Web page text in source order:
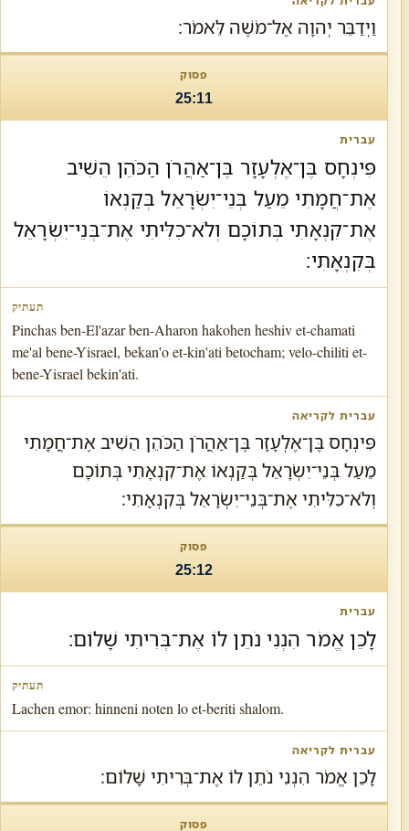
וַיְדַבֵּר יְהוָה אֶל־מֹשֶׁה לֵּאמֹר׃
25:11
פִּינְחָס בֶּן־אֶלְעָזָר בֶּן־אַהֲרֹן הַכֹּהֵן הֵשִׁיב
אֶת־חֲמָתִי מֵעַל בְּנֵי־יִשְׂרָאֵל בְּקַנְאוֹ
אֶת־קִנְאָתִי בְּתוֹכָם וְלֹא־כִלִּיתִי אֶת־בְּנֵי־יִשְׂרָאֵל
בְּקִנְאָתִי׃
Pinchas ben-El'azar ben-Aharon hakohen heshiv et-chamati
me'al bene-Yisrael, bekan'o et-kin'ati betocham; velo-chiliti et-
bene-Yisrael bekin'ati.
פִּינְחָס בֶּן־אֶלְעָזָר בֶּן־אַהֲרֹן הַכֹּהֵן הֵשִׁיב אֶת־חֲמָתִי
מֵעַל בְּנֵי־יִשְׂרָאֵל בְּקַנְאוֹ אֶת־קִנְאָתִי בְּתוֹכָם
וְלֹא־כִלִּיתִי אֶת־בְּנֵי־יִשְׂרָאֵל בְּקִנְאָתִי׃
25:12
לָכֵן אֱמֹר הִנְנִי נֹתֵן לוֹ אֶת־בְּרִיתִי שָׁלוֹם׃
Lachen emor: hinneni noten lo et-beriti shalom.
לָכֵן אֱמֹר הִנְנִי נֹתֵן לוֹ אֶת־בְּרִיתִי שָׁלוֹם׃